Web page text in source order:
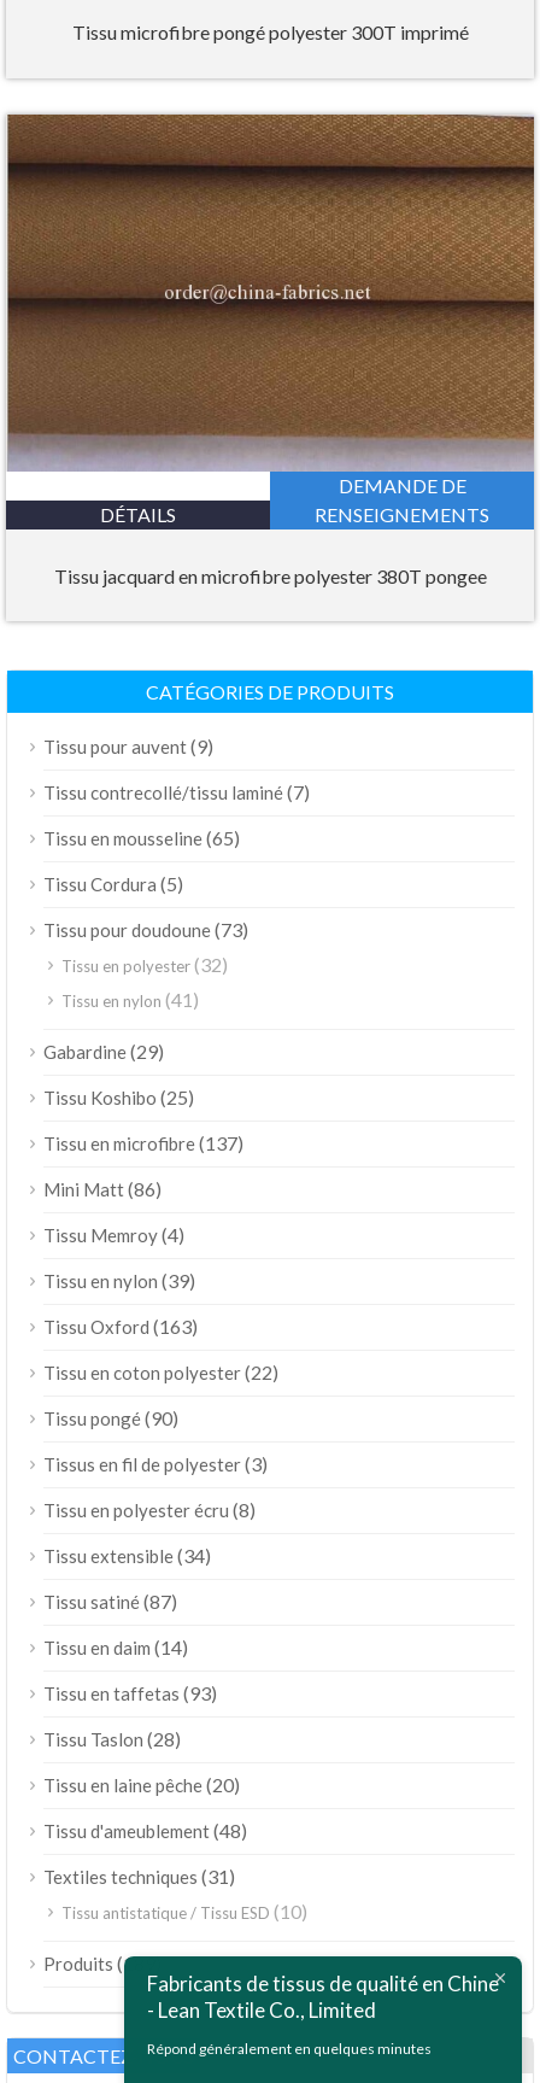
Tissu microfibre pongé polyester 300T imprimé
DÉTAILS
DEMANDE DE
RENSEIGNEMENTS
Tissu jacquard en microfibre polyester 380T pongee
CATÉGORIES DE PRODUITS
Tissu pour auvent(9)
Tissu contrecollé/tissu laminé(7)
Tissu en mousseline(65)
Tissu Cordura (5)
Tissu pour doudoune(73)
Tissu en polyester(32)
Tissu en nylon (41)
Gabardine(29)
Tissu Koshibo (25)
Tissu en microfibre(137)
Mini Matt(86)
Tissu Memroy(4)
Tissu en nylon (39)
Tissu Oxford (163)
Tissu en coton polyester(22)
Tissu pongé(90)
Tissus en fil de polyester(3)
Tissu en polyester écru (8)
Tissu extensible(34)
Tissu satiné(87)
Tissu en daim (14)
Tissu en taffetas (93)
Tissu Taslon (28)
Tissu en laine pêche(20)
Tissu d'ameublement(48)
Textiles techniques (31)
Tissu antistatique / Tissu ESD (10)
Produits (189)
CONTACTEZ-NOUS
Fabricants de tissus de qualité en Chine
- Lean Textile Co., Limited
Répond généralement en quelques minutes
Bahasa Indonesia
Polski
Bahasa Melayu